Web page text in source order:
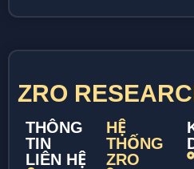
ZRO
THÔNG
TIN
LIÊN HỆ
HỆ
THỐNG
ZRO